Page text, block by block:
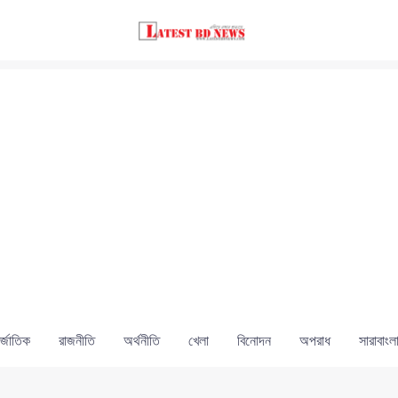
রাজনীতি অর্থনীতি খেলা বিনোদন অপরাধ সারাবাংলা